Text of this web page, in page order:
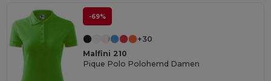
-69%
+30
Malfini 210
Pique Polo Polohemd Damen